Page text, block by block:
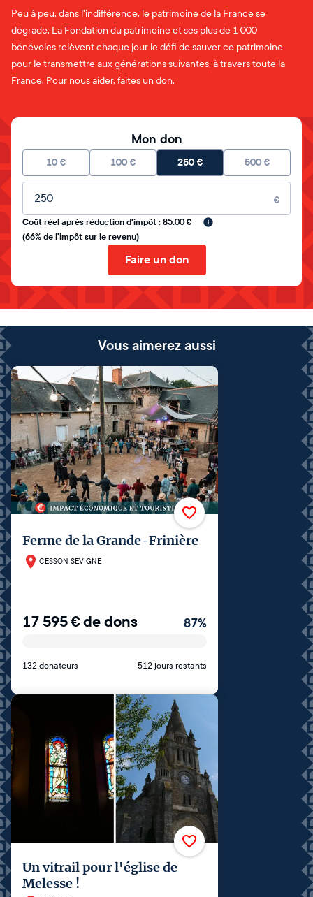
Peu à peu, dans l'indifférence, le patrimoine de la France se
dégrade. La Fondation du patrimoine et ses plus de 1 000
bénévoles relèvent chaque jour le défi de sauver ce patrimoine
pour le transmettre aux générations suivantes, à travers toute la
France. Pour nous aider, faites un don.
Mon don
10 € 100 € 250€ 500 €
Montant libre
€
Coût réel après réduction d'impôt : 85.00 €
(66% de l'impôt sur le revenu)
Faire un don
Vous aimerez aussi
Ferme de la Grande-Frinière
CESSON SEVIGNE
17 595€de dons 87%
132 donateurs 512 jours restants
Un vitrail pour l'église de
Melesse !